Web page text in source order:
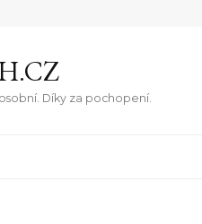
Díky za pochopení.